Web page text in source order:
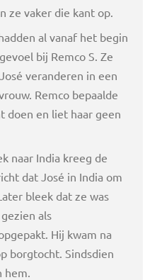
ze vaker die kant op.
al vanaf het begin
bij Remco S. Ze
veranderen in een
Remco bepaalde
doen en liet haar geen
naar India kreeg de
dat José in India om
bleek dat ze was
als
Hij kwam na
borgtocht. Sindsdien
hem.